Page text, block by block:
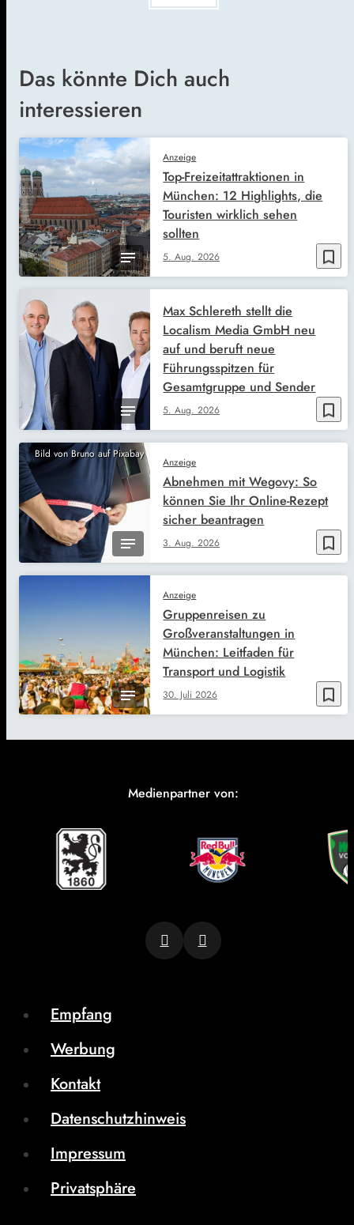
Das könnte Dich auch
interessieren
bookmark_border
Anzeige
5. Aug. 2026
Top-Freizeitattraktionen in
München: 12 Highlights, die
Touristen wirklich sehen
sollten
bookmark_border
5. Aug. 2026
Max Schlereth stellt die
Localism Media GmbH neu
auf und beruft neue
Führungsspitzen für
Gesamtgruppe und Sender
Bild von Bruno auf Pixabay
bookmark_border
Anzeige
3. Aug. 2026
Abnehmen mit Wegovy: So
können Sie Ihr Online-Rezept
sicher beantragen
bookmark_border
Anzeige
30. Juli 2026
Gruppenreisen zu
Großveranstaltungen in
München: Leitfaden für
Transport und Logistik
Medienpartner von:
Empfang
Werbung
Kontakt
Datenschutzhinweis
Impressum
Privatsphäre